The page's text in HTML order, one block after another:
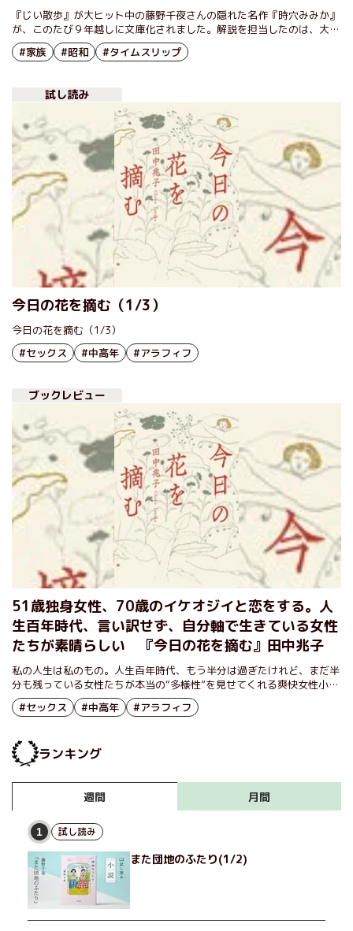
野千夜×田中兆子（前編）
『じい散歩』が大ヒット中の藤野千夜さんの隠れた名作『時穴みみか』
が、このたび９年越しに文庫化されました。解説を担当したのは、大の
藤野ファンである作家、田中兆子さん。文庫化を記念し、お二人の対談
が実現しました。
#家族 #昭和 #タイムスリップ
試し読み
今日の花を摘む（1/3）
今日の花を摘む（1/3）
#セックス
#中高年 #アラフィフ
ブックレビュー
51歳独身女性、70歳のイケオジイと恋をする。人
生百年時代、言い訳せず、自分軸で生きている女性
たちが素晴らしい 『今日の花を摘む』田中兆子
私の人生は私のもの。人生百年時代、もう半分は過ぎたけれど、まだ半
分も残っている女性たちが本当の“多様性”を見せてくれる爽快女性小
説。
#セックス #中高年 #アラフィフ
ランキング
週間 月間
1 試し読み
また団地のふたり(1/2)